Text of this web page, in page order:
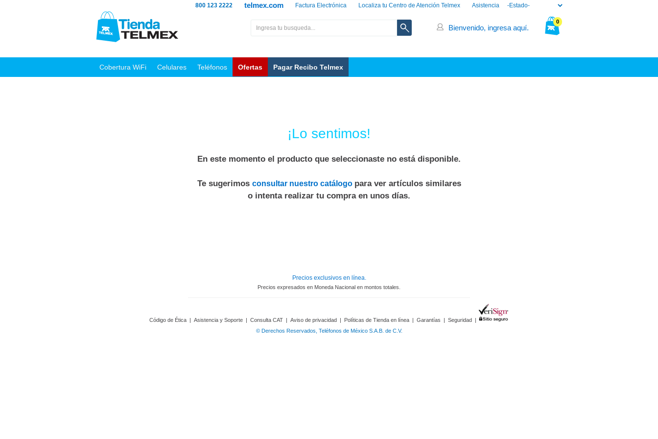
Asistencia
Localiza tu Centro de Atención Telmex
Factura Electrónica
telmex.com
800 123 2222
0
Bienvenido, ingresa aquí.
Cobertura WiFi Celulares Teléfonos Ofertas Pagar Recibo Telmex
¡Lo sentimos!
En este momento el producto que seleccionaste no está disponible.
Te sugerimos consultar nuestro catálogo para ver artículos similares
o intenta realizar tu compra en unos días.
Precios exclusivos en línea.
Precios expresados en Moneda Nacional en montos totales.
Código de Ética | Asistencia y Soporte | Consulta CAT | Aviso de privacidad | Políticas de Tienda en línea | Garantías | Seguridad |
© Derechos Reservados, Teléfonos de México S.A.B. de C.V.